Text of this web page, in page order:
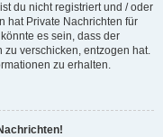
du nicht registriert und / oder
hat Private Nachrichten für
es sein, dass der
zu verschicken, entzogen hat.
zu erhalten.